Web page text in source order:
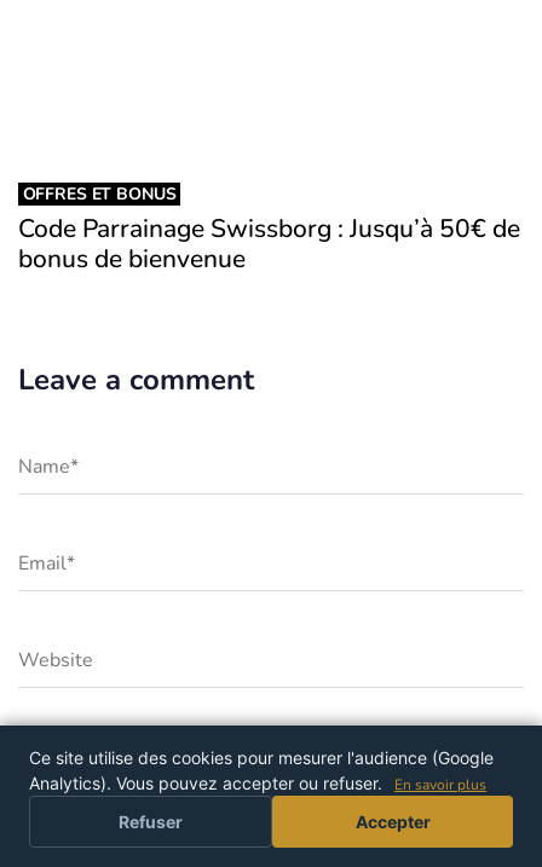
OFFRES ET BONUS
Code Parrainage Swissborg : Jusqu’à 50€ de
bonus de bienvenue
Leave a comment
PROFITER DE L'OFFRE
Ce site utilise des cookies pour mesurer l'audience (Google
Analytics). Vous pouvez accepter ou refuser.
En savoir plus
Refuser Accepter